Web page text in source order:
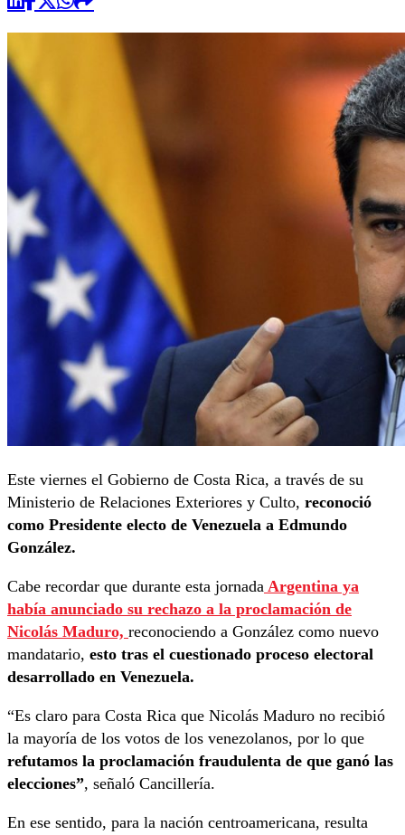
Este viernes el Gobierno de Costa Rica, a través de su
Ministerio de Relaciones Exteriores y Culto, reconoció
como Presidente electo de Venezuela a Edmundo
González.
Cabe recordar que durante esta jornada Argentina ya
había anunciado su rechazo a la proclamación de
Nicolás Maduro, reconociendo a González como nuevo
mandatario, esto tras el cuestionado proceso electoral
desarrollado en Venezuela.
“Es claro para Costa Rica que Nicolás Maduro no recibió
la mayoría de los votos de los venezolanos, por lo que
refutamos la proclamación fraudulenta de que ganó las
elecciones”, señaló Cancillería.
En ese sentido, para la nación centroamericana, resulta